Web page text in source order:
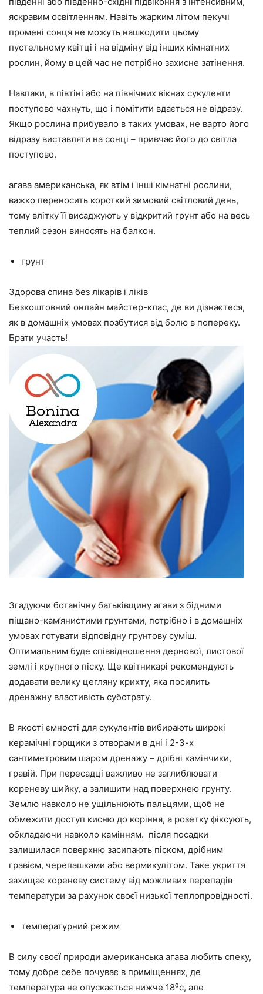
яскравим освітленням. Навіть жарким літом пекучі
промені сонця не можуть нашкодити цьому
пустельному квітці і на відміну від інших кімнатних
рослин, йому в цей час не потрібно захисне затінення.
Навпаки, в півтіні або на північних вікнах сукуленти
поступово чахнуть, що і помітити вдається не відразу.
Якщо рослина прибувало в таких умовах, не варто його
відразу виставляти на сонці – привчає його до світла
поступово.
агава американська, як втім і інші кімнатні рослини,
важко переносить короткий зимовий світловий день,
тому влітку її висаджують у відкритий грунт або на весь
теплий сезон виносять на балкон.
грунт
Здорова спина без лікарів і ліків
Безкоштовний онлайн майстер-клас, де ви дізнаєтеся,
як в домашніх умовах позбутися від болю в попереку.
Брати участь!
Згадуючи ботанічну батьківщину агави з бідними
піщано-кам’янистими грунтами, потрібно і в домашніх
умовах готувати відповідну грунтову суміш.
Оптимальним буде співвідношення дернової, листової
землі і крупного піску. Ще квітникарі рекомендують
додавати велику цегляну крихту, яка посилить
дренажну властивість субстрату.
В якості ємності для сукулентів вибирають широкі
керамічні горщики з отворами в дні і 2-3-х
сантиметровим шаром дренажу – дрібні камінчики,
гравій. При пересадці важливо не заглиблювати
кореневу шийку, а залишити над поверхнею грунту.
Землю навколо не ущільнюють пальцями, щоб не
обмежити доступ кисню до коріння, а розетку фіксують,
обкладаючи навколо камінням. після посадки
залишилася поверхню засипають піском, дрібним
гравієм, черепашками або вермикулітом. Таке укриття
захищає кореневу систему від можливих перепадів
температури за рахунок своєї низької теплопровідності.
температурний режим
В силу своєї природи американська агава любить спеку,
тому добре себе почуває в приміщеннях, де
температура не опускається нижче 18⁰с, але